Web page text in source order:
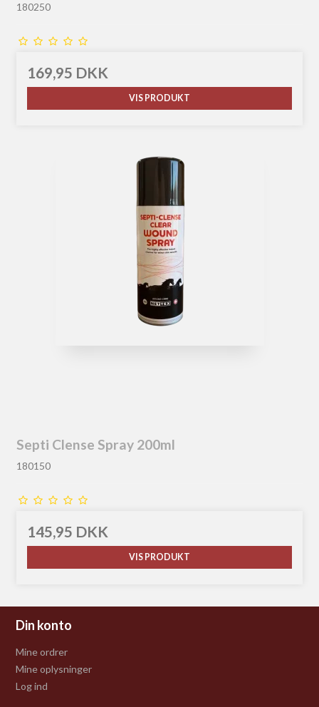
180250
169,95 DKK
VIS PRODUKT
Septi Clense Spray 200ml
180150
145,95 DKK
VIS PRODUKT
Din konto
Mine ordrer
Mine oplysninger
Log ind